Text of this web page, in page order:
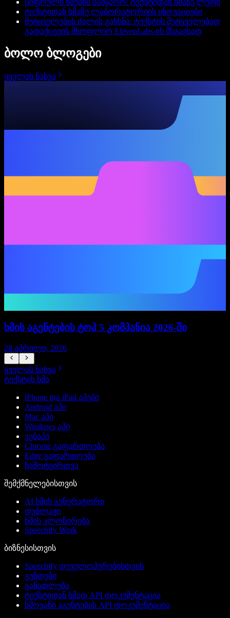
ტექსტიდან ხმაზე ლაბორატორიის ინოვაციები
მეტყველების ძალის გახსნა: ტექსტის მეტყველებად
გადაქცევის მსოფლიო ElevenLabs-ის მსგავსად
ბოლო ბლოგები
ყველას ნახვა
ხმის აგენტების ტოპ 5 კომპანია 2026-ში
28 აპრილი, 2026
ყველას ნახვა
ტექსტის ხმა
iPhone და iPad აპები
Android აპი
Mac აპი
Windows აპი
ვებაპი
Chrome გაფართოება
Edge გაფართოება
ჩამოტვირთვა
შემქმნელებისთვის
AI ხმის გენერატორი
დუბლაჟი
ხმის კლონირება
Speechify Work
ბიზნესისთვის
Speechify დეველოპერებისთვის
გუნდები
განათლება
ტექსტიდან ხმად API დოკუმენტაცია
ხმოვანი აგენტების API დოკუმენტაცია